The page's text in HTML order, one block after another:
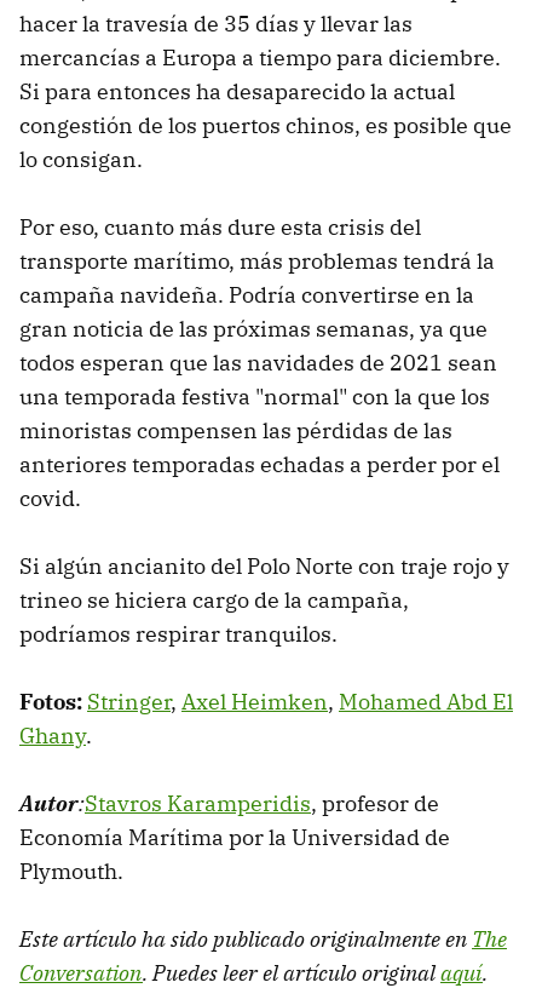
hacer la travesía de 35 días y llevar las
mercancías a Europa a tiempo para diciembre.
Si para entonces ha desaparecido la actual
congestión de los puertos chinos, es posible que
lo consigan.
Por eso, cuanto más dure esta crisis del
transporte marítimo, más problemas tendrá la
campaña navideña. Podría convertirse en la
gran noticia de las próximas semanas, ya que
todos esperan que las navidades de 2021 sean
una temporada festiva "normal" con la que los
minoristas compensen las pérdidas de las
anteriores temporadas echadas a perder por el
covid.
Si algún ancianito del Polo Norte con traje rojo y
trineo se hiciera cargo de la campaña,
podríamos respirar tranquilos.
Fotos: Stringer, Axel Heimken, Mohamed Abd El
Ghany.
Autor:Stavros Karamperidis, profesor de
Economía Marítima por la Universidad de
Plymouth.
Este artículo ha sido publicado originalmente en The
Conversation. Puedes leer el artículo originalaquí.